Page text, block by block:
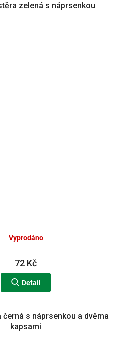
zelená s náprsenkou
Vyprodáno
72 Kč
Detail
černá s náprsenkou a dvěma
kapsami